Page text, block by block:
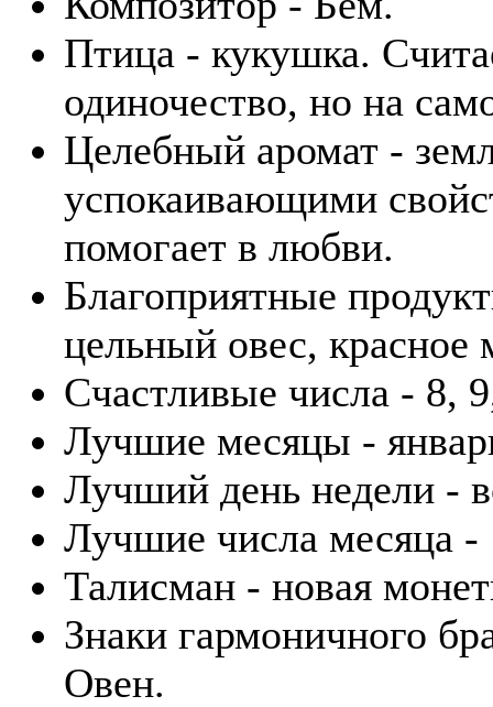
Птица - кукушка.
одиночество, но на
Целебный аромат -
успокаивающими
помогает в любви.
Благоприятные
цельный овес, красное
Счастливые числа - 8,
Лучшие месяцы -
Лучший день недели -
Лучшие числа месяца -
Талисман - новая
Знаки гармоничного
Овен.